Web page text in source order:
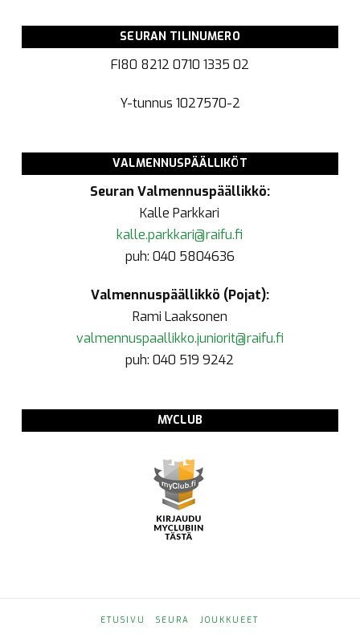
SEURAN TILINUMERO
FI80 8212 0710 1335 02
Y-tunnus 1027570-2
VALMENNUSPÄÄLLIKÖT
Seuran Valmennuspäällikkö:
Kalle Parkkari
kalle.parkkari@raifu.fi
puh: 040 5804636
Valmennuspäällikkö (Pojat):
Rami Laaksonen
valmennuspaallikko.juniorit@raifu.fi
puh: 040 519 9242
MYCLUB
ETUSIVU SEURA JOUKKUEET